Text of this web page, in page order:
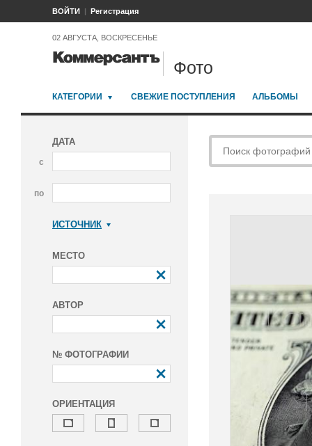
ВОЙТИ Регистрация
02 АВГУСТА, ВОСКРЕСЕНЬЕ
Фото
КАТЕГОРИИ СВЕЖИЕ ПОСТУПЛЕНИЯ АЛЬБОМЫ
ДАТА
с
по
ИСТОЧНИК
МЕСТО
АВТОР
№ ФОТОГРАФИИ
ОРИЕНТАЦИЯ